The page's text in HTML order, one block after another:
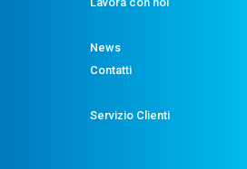
News
Contatti
Servizio Clienti